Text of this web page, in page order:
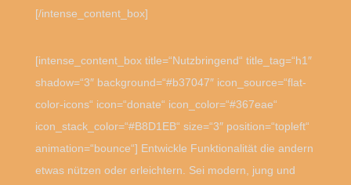
[/intense_content_box]
[intense_content_box title=“Nutzbringend“ title_tag=“h1″
shadow=“3″ background=“#b37047″ icon_source=“flat-
color-icons“ icon=“donate“ icon_color=“#367eae“
icon_stack_color=“#B8D1EB“ size=“3″ position=“topleft“
animation=“bounce“] Entwickle Funktionalität die andern
etwas nützen oder erleichtern. Sei modern, jung und